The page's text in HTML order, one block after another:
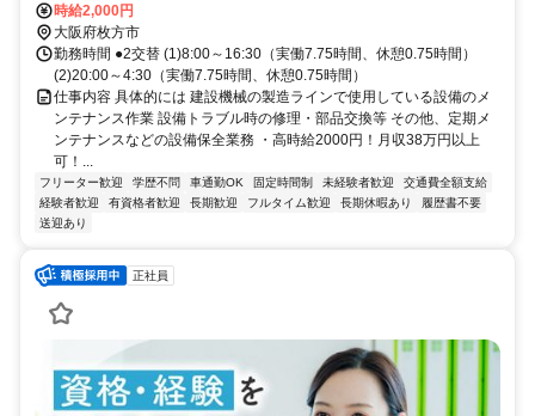
時給2,000円
大阪府枚方市
勤務時間 ●2交替 (1)8:00～16:30（実働7.75時間、休憩0.75時間）
(2)20:00～4:30（実働7.75時間、休憩0.75時間）
仕事内容 具体的には 建設機械の製造ラインで使用している設備のメ
ンテナンス作業 設備トラブル時の修理・部品交換等 その他、定期メ
ンテナンスなどの設備保全業務 ・高時給2000円！月収38万円以上
可！...
フリーター歓迎 学歴不問 車通勤OK 固定時間制 未経験者歓迎
交通費全額支給
経験者歓迎
有資格者歓迎 長期歓迎 フルタイム歓迎 長期休暇あり
履歴書不要
送迎あり
正社員